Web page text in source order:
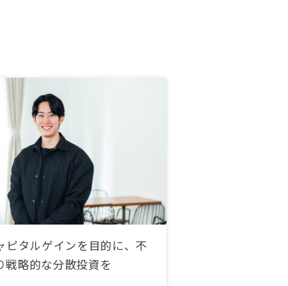
ピタルゲインを目的に、不
戦略的な分散投資を